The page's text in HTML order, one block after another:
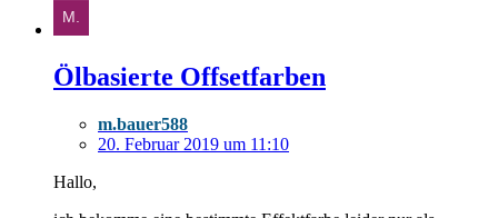
Ölbasierte Offsetfarben
m.bauer588
20. Februar 2019 um 11:10
Hallo,